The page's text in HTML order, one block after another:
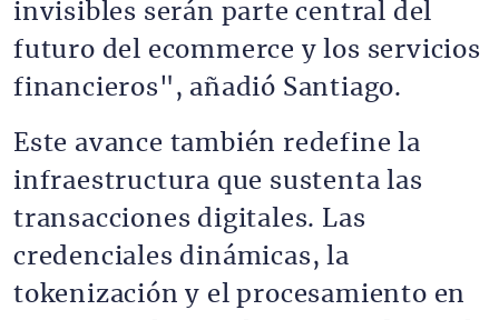
invisibles serán parte central del
futuro del ecommerce y los servicios
financieros", añadió Santiago.
Este avance también redefine la
infraestructura que sustenta las
transacciones digitales. Las
credenciales dinámicas, la
tokenización y el procesamiento en